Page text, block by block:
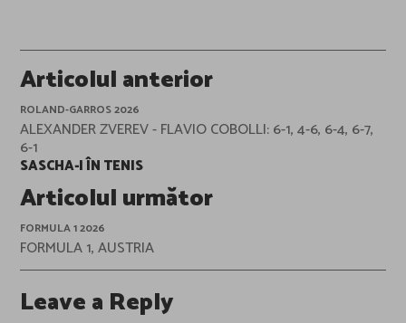
Post
navigation
Articolul anterior
ROLAND-GARROS 2026
ALEXANDER ZVEREV - FLAVIO COBOLLI: 6-1, 4-6, 6-4, 6-7,
6-1
SASCHA-I ÎN TENIS
Articolul următor
FORMULA 1 2026
FORMULA 1, AUSTRIA
Leave a Reply